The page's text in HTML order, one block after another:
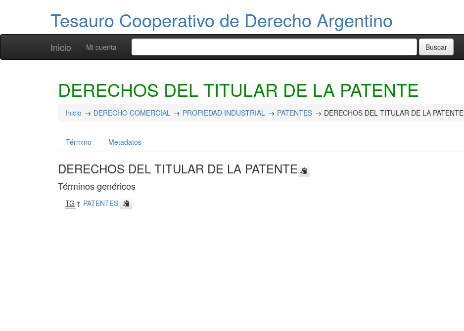
Tesauro Cooperativo de Derecho Argentino
Inicio Mi cuenta
DERECHOS DEL TITULAR DE LA PATENTE
Inicio DERECHO COMERCIAL PROPIEDAD INDUSTRIAL PATENTES DERECHOS DEL TITULAR DE LA PATENTE
Término Metadatos
DERECHOS DEL TITULAR DE LA PATENTE
Términos genéricos
TG ↑ PATENTES